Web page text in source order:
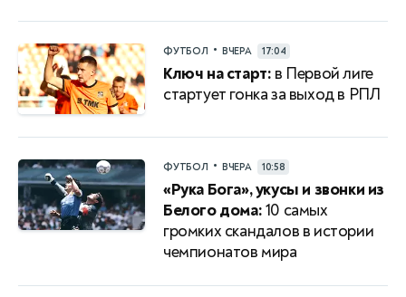
ФУТБОЛ • ВЧЕРА 17:04
Ключ на старт: в Первой лиге
стартует гонка за выход в РПЛ
ФУТБОЛ • ВЧЕРА 10:58
«Рука Бога», укусы и звонки из
Белого дома:10 самых
громких скандалов в истории
чемпионатов мира